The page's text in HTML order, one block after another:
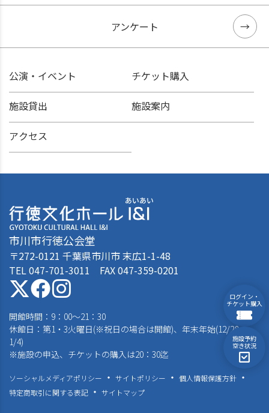
アンケート
公演・イベント チケット購入
施設貸出 施設案内
アクセス
ログイン・
チケット購入
施設予約
空き状況
市川市行徳公会堂
〒272-0121 千葉県市川市 末広1-1-48
TEL 047-701-3011 FAX 047-359-0201
開館時間：9：00～21：30
休館日：第1・3火曜日(※祝日の場合は開館)、年末年始(12/28～
1/4)
※施設の申込、チケットの購入は20：30迄
ソーシャルメディアポリシー サイトポリシー
個人情報保護方針
特定商取引に関する表記
サイトマップ